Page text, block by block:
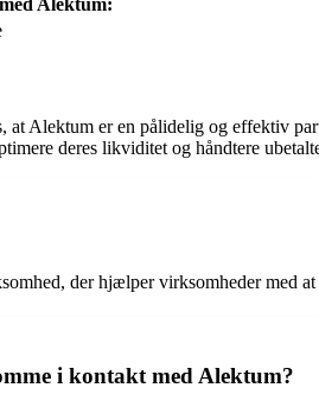
Alektum:
at Alektum er en pålidelig og effektiv
deres likviditet og håndtere
der hjælper virksomheder med
i kontakt med Alektum?